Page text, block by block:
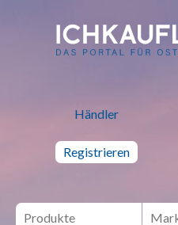
ich kauf
Händler
Registrieren